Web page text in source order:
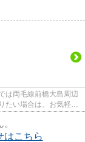
は両毛線前橋大島周辺
たい場合は、お気軽に
こちら